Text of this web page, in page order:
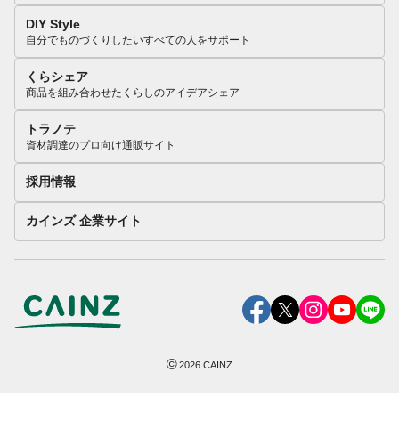
DIY Style
自分でものづくりしたいすべての人をサポート
くらシェア
商品を組み合わせたくらしのアイデアシェア
トラノテ
資材調達のプロ向け通販サイト
採用情報
カインズ 企業サイト
©2026 CAINZ